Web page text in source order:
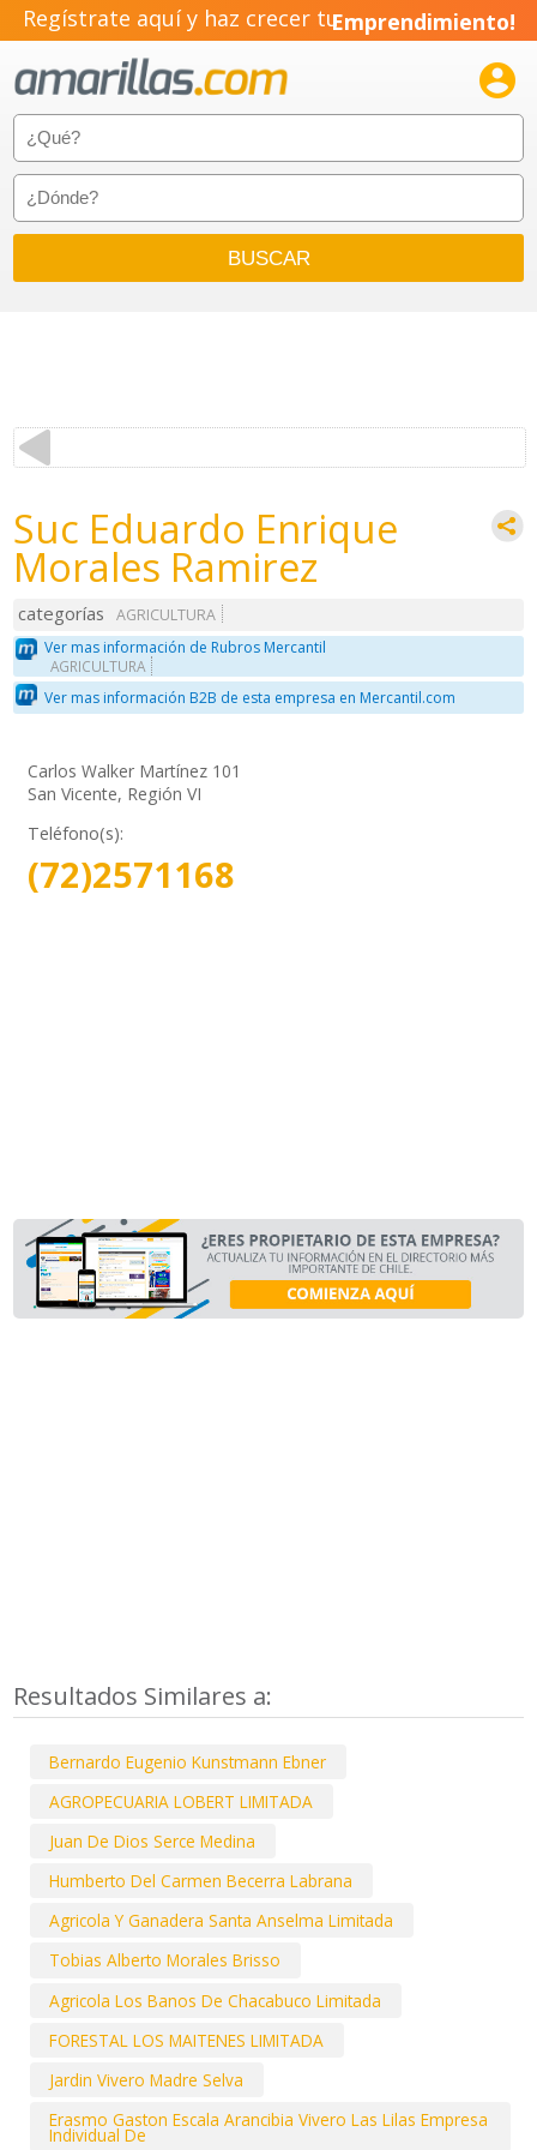
Regístrate aquí y haz crecer tuEmprendimiento!

Suc Eduardo Enrique
Morales Ramirez
categorías
AGRICULTURA
Ver mas información de Rubros Mercantil
AGRICULTURA
Ver mas información B2B de esta empresa en Mercantil.com
Carlos Walker Martínez 101
San Vicente, Región VI
Teléfono(s):
(72)2571168
Resultados Similares a:
Bernardo Eugenio Kunstmann Ebner
AGROPECUARIA LOBERT LIMITADA
Juan De Dios Serce Medina
Humberto Del Carmen Becerra Labrana
Agricola Y Ganadera Santa Anselma Limitada
Tobias Alberto Morales Brisso
Agricola Los Banos De Chacabuco Limitada
FORESTAL LOS MAITENES LIMITADA
Jardin Vivero Madre Selva
Erasmo Gaston Escala Arancibia Vivero Las Lilas Empresa
Individual De